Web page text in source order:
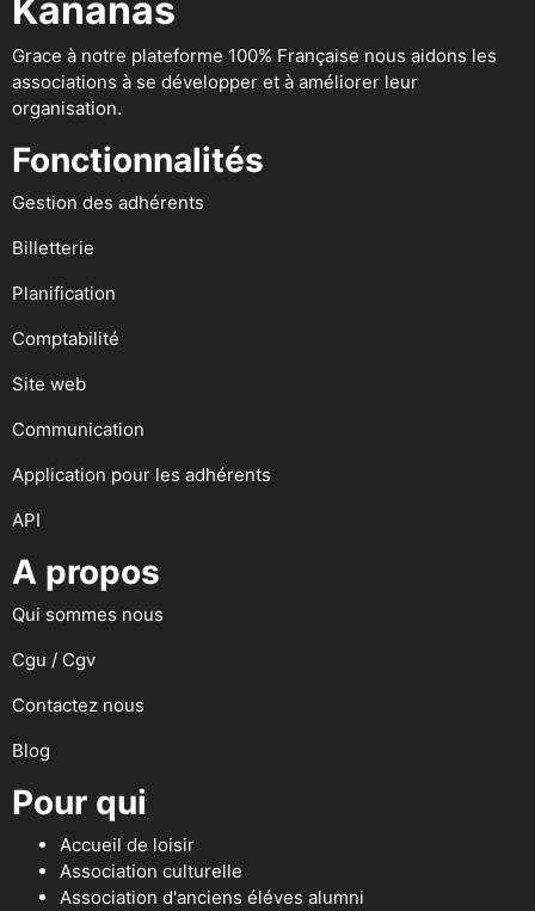
Kananas
Grace à notre plateforme 100% Française nous aidons les
associations à se développer et à améliorer leur
organisation.
Fonctionnalités
Gestion des adhérents
Billetterie
Planification
Comptabilité
Site web
Communication
Application pour les adhérents
API
A propos
Qui sommes nous
Cgu / Cgv
Contactez nous
Blog
Pour qui
Accueil de loisir
Association culturelle
Association d'anciens éléves alumni